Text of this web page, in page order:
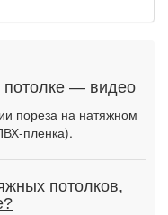
потолке — видео
пореза на натяжном
пленка).
потолков,